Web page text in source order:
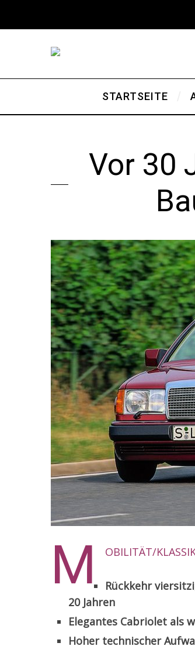
STARTSEITE
Vor 30
M OBILITÄT/
Rückkehr
20 Jahren
Elegantes Cabriolet als
Hoher technischer